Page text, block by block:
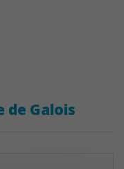
Galois